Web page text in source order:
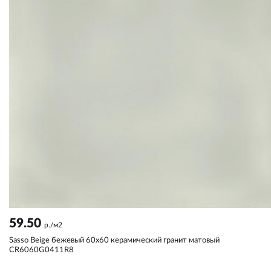
59.50 р./м2
Sassо Beige бежевый 60x60 керамический гранит матовый
CR6060G0411R8